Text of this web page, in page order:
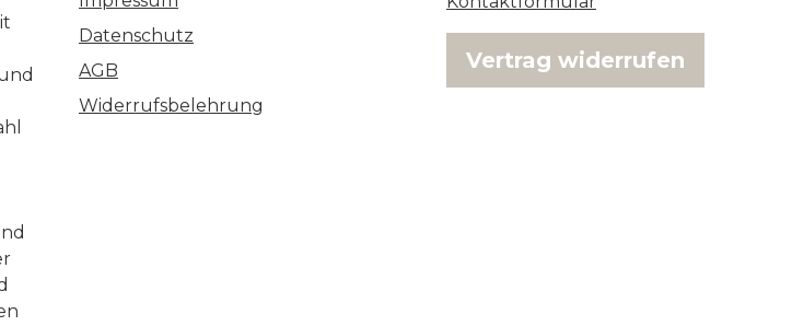
Datenschutz
AGB
Widerrufsbelehrung
Vertrag widerrufen